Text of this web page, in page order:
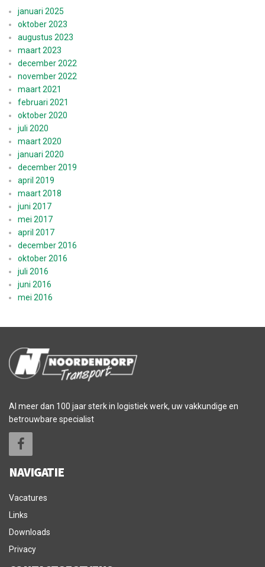
januari 2025
oktober 2023
augustus 2023
maart 2023
december 2022
november 2022
maart 2021
februari 2021
oktober 2020
juli 2020
maart 2020
januari 2020
december 2019
april 2019
maart 2018
juni 2017
mei 2017
april 2017
december 2016
oktober 2016
juli 2016
juni 2016
mei 2016
Al meer dan 100 jaar sterk in logistiek werk, uw vakkundige en
betrouwbare specialist
NAVIGATIE
Vacatures
Links
Downloads
Privacy